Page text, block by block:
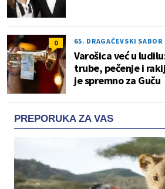
0 65. DRAGAČEVSKI SABOR
Varošica već u
trube, pečenje i
je spremno za Guču
PREPORUKA ZA VAS